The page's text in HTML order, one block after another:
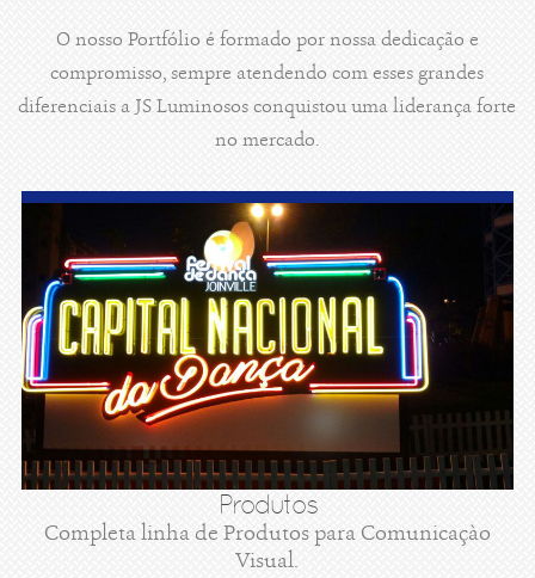
O nosso Portfólio é formado por nossa dedicação e
compromisso, sempre atendendo com esses grandes
diferenciais a JS Luminosos conquistou uma liderança forte
no mercado.
Produtos
Completa linha de Produtos para Comunicaçào
Visual.